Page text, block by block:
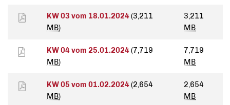
KW 03 vom 18.01.2024(3,211
MB)
3,211
MB
KW 04 vom 25.01.2024(7,719
MB)
7,719
MB
KW 05 vom 01.02.2024(2,654
MB)
2,654
MB